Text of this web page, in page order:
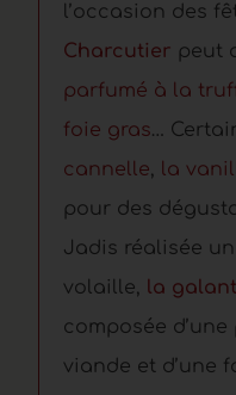
l’occasion des
Charcutier peut
parfumé à la
foie gras…
cannelle, la
pour des
Jadis réalisée
volaille, la
composée
viande et d’une